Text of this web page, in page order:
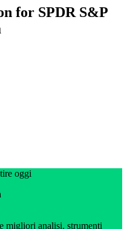
for SPDR S&P
oggi
migliori analisi, strumenti